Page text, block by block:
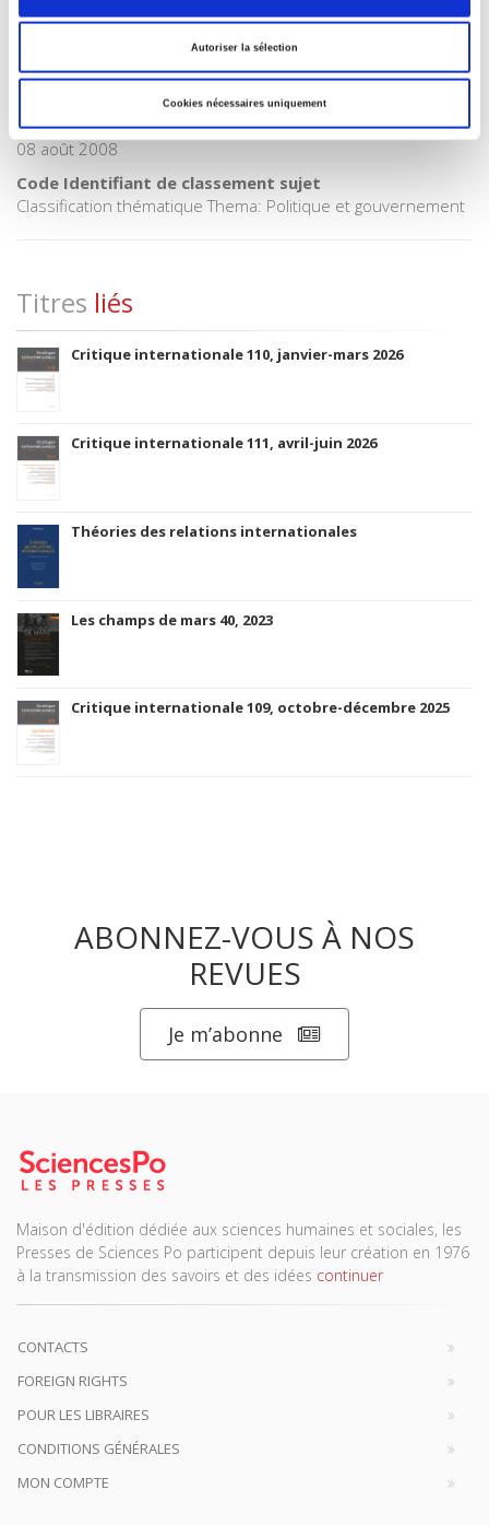
Autoriser la sélection
Cookies nécessaires uniquement
Code publique Onix
CLIL (Version 2013-2019 )
3283 SCIENCES POLITIQUES
Date de première publication du titre
08 août 2008
Code Identifiant de classement sujet
Classification thématique Thema: Politique et gouvernement
Titres liés
Critique internationale 110, janvier-mars 2026
Critique internationale 111, avril-juin 2026
Théories des relations internationales
Les champs de mars 40, 2023
Critique internationale 109, octobre-décembre 2025
ABONNEZ-VOUS À NOS
REVUES
Je m’abonne
Maison d'édition dédiée aux sciences humaines et sociales, les
Presses de Sciences Po participent depuis leur création en 1976
à la transmission des savoirs et des idées continuer
CONTACTS
FOREIGN RIGHTS
POUR LES LIBRAIRES
CONDITIONS GÉNÉRALES
MON COMPTE